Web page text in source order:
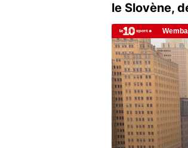
le Slovène,